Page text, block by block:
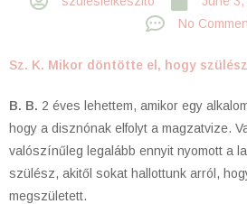
No
Sz. K. Mikor döntötte el, hogy
B. B. 2 éves lehettem, amikor egy
hogy a disznónak elfolyt a magzatvize.
valószínűleg legalább ennyit nyomott a
szülész, akitől sokat hallottunk arról,
megszületett.